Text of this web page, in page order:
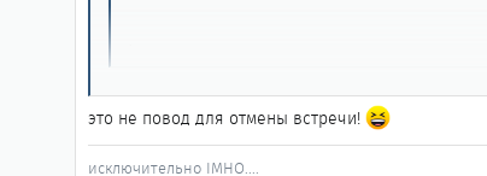
это не повод для отмены встречи!
исключительно IMHO....